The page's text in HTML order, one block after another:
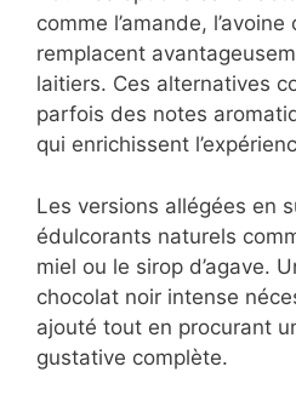
animaux ou une tartelette
à l’huile d’olive raviront
Les alternatives sans
farines spécifiques
d’amande ou un
de fécule de maïs offrent
comparable aux versions
Pour les options sans
végétaux comme